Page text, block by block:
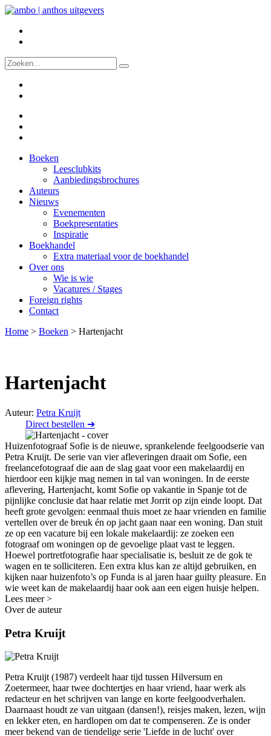
Boeken
Leesclubkits
Aanbiedingsbrochures
Auteurs
Nieuws
Evenementen
Boekpresentaties
Inspiratie
Boekhandel
Extra materiaal voor de boekhandel
Over ons
Wie is wie
Vacatures / Stages
Foreign rights
Contact
Home > Boeken > Hartenjacht
Hartenjacht
Auteur: Petra Kruijt
Direct bestellen ➔
Huizenfotograaf Sofie is de nieuwe, sprankelende feelgoodserie van
Petra Kruijt. De serie van vier afleveringen draait om Sofie, een
freelancefotograaf die aan de slag gaat voor een makelaardij en
hierdoor een kijkje mag nemen in tal van woningen. In de eerste
aflevering, Hartenjacht, komt Sofie op vakantie in Spanje tot de
pijnlijke conclusie dat haar relatie met Jorrit op zijn einde loopt. Dat
heeft grote gevolgen: eenmaal thuis moet ze haar vrienden en familie
vertellen over de breuk én op jacht gaan naar een woning. Dan stuit
ze op een vacature bij een lokale makelaardij: ze zoeken een
fotograaf om woningen op de gevoelige plaat vast te leggen.
Hoewel portretfotografie haar specialisatie is, besluit ze de gok te
wagen en te solliciteren. Een extra klus kan ze altijd gebruiken, en
kijken naar huizenfoto’s op Funda is al jaren haar guilty pleasure. En
wie weet kan de makelaardij haar ook aan een eigen huisje helpen.
Lees meer >
Over de auteur
Petra Kruijt
Petra Kruijt (1987) verdeelt haar tijd tussen Hilversum en
Zoetermeer, haar twee dochtertjes en haar vriend, haar werk als
redacteur en het schrijven van lange en korte feelgoodverhalen.
Daarnaast houdt ze van uitgaan (dansen!), reisjes maken, lezen, wijn
en lekker eten, en hardlopen om dat te compenseren. Ze is onder
meer bekend van de tiendelige serie 'Liefde in de lucht' over